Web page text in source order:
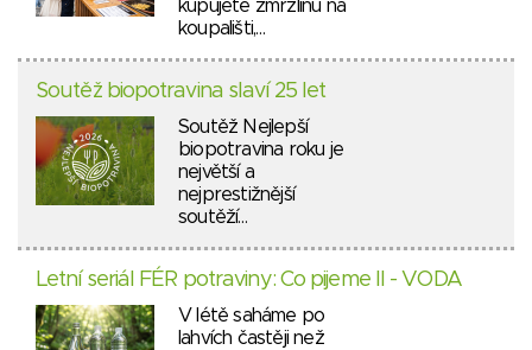
kupujete zmrzlinu na
koupališti,…
Soutěž biopotravina slaví 25 let
Soutěž Nejlepší
biopotravina roku je
největší a
nejprestižnější
soutěží…
Letní seriál FÉR potraviny: Co pijeme II - VODA
V létě saháme po
lahvích častěji než